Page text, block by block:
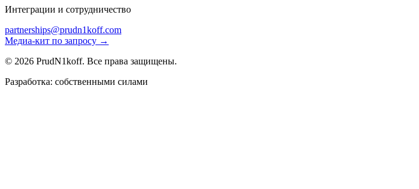
Интеграции и сотрудничество
partnerships@prudn1koff.com
Медиа-кит по запросу →
© 2026 PrudN1koff. Все права защищены.
Разработка: собственными силами